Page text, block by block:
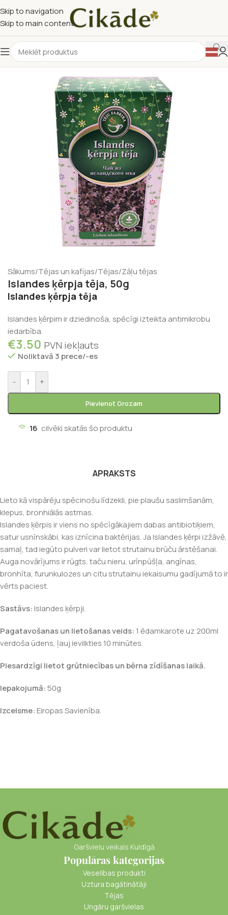
Skip to navigation
Skip to main content
Sākums/Tējas un kafijas/Tējas/Zāļu tējas
Islandes ķērpja tēja, 50g
Islandes ķērpja tēja
Islandes ķērpim ir dziedinoša, spēcīgi izteikta antimikrobu
iedarbība.
€3.50 PVN iekļauts
Noliktavā 3 prece/-es
- +
Pievienot Grozam
16 cilvēki skatās šo produktu
APRAKSTS
Lieto kā vispārēju spēcinošu līdzekli, pie plaušu saslimšanām,
klepus, bronhiālās astmas.
Islandes ķērpis ir viens no spēcīgākajiem dabas antibiotiķiem,
satur usnīnskābi, kas iznīcina baktērijas. Ja Islandes ķērpi izžāvē,
samaļ, tad iegūto pulveri var lietot strutainu brūču ārstēšanai.
Auga novārījums ir rūgts, taču nieru, urīnpūšļa, angīnas,
bronhīta, furunkulozes un citu strutainu iekaisumu gadījumā to ir
vērts paciest.
Sastāvs:Islandes ķērpji.
Pagatavošanas un lietošanas veids: 1 ēdamkarote uz 200ml
verdoša ūdens, ļauj ievilkties 10 minūtes.
Piesardzīgi lietot grūtniecības un bērna zīdīšanas laikā.
Iepakojumā:50g
Izcelsme:Eiropas Savienība.
Garšvielu veikals Kuldīgā
Populāras kategorijas
Veselības produkti
Uztura bagātinātāji
Tējas
Ungāru garšvielas